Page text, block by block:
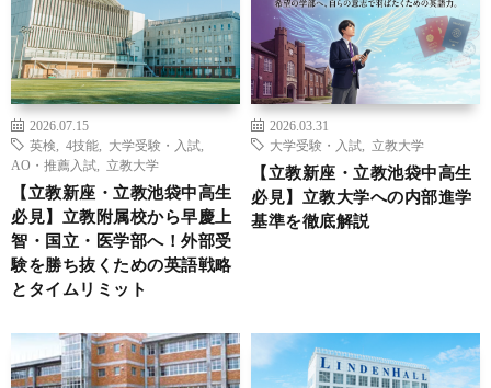
2026.07.15
英検
4技能 大学受験・入試
AO・推薦入試
立教大学
【立教新座・立教池袋中高生
必見】立教附属校から早慶上
智・国立・医学部へ！外部受
験を勝ち抜くための英語戦略
とタイムリミット
2026.03.31
大学受験・入試
立教大学
【立教新座・立教池袋中高生
必見】立教大学への内部進学
基準を徹底解説